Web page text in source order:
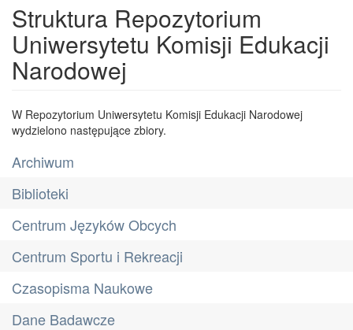
Struktura Repozytorium
Uniwersytetu Komisji Edukacji
Narodowej
W Repozytorium Uniwersytetu Komisji Edukacji Narodowej
wydzielono następujące zbiory.
Archiwum
Biblioteki
Centrum Języków Obcych
Centrum Sportu i Rekreacji
Czasopisma Naukowe
Dane Badawcze